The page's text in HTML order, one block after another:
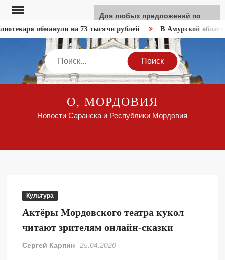
Перейти
содержимому
обманули на 73 тысячи рублей В Амурской
Search
О, МОРДОВИЯ
Новости Саранска и Республики Мордовия
Культура
Актёры Мордовского театра кукол
читают зрителям онлайн-сказки
Сергей Карпин 25.04.2020
Для любых предложений по
сайту: like-news@cp9.ru